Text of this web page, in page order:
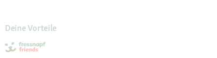
Deine Vorteile